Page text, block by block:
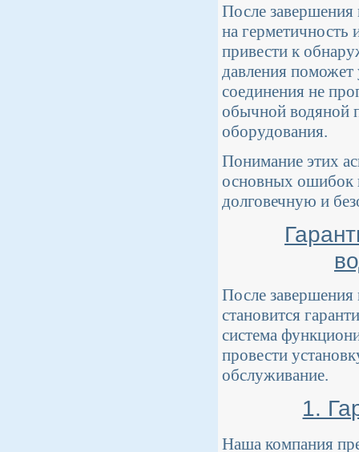
После завершения
на герметичность
привести к
давления поможет
соединения не
обычной водяной
оборудования.
Понимание этих
основных ошибок
долговечную и
После
становится
система
провести
обслуживание.
1.
Наша компания